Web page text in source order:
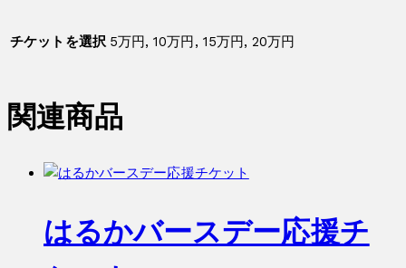
チケットを選択 5万円, 10万円, 15万円, 20万円
関連商品
はるかバースデー応援チ